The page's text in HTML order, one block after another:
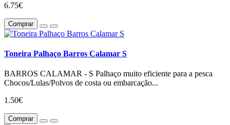
6.75€
Comprar
Toneira Palhaço Barros Calamar S
BARROS CALAMAR - S Palhaço muito eficiente para a pesca
Chocos/Lulas/Polvos de costa ou embarcação...
1.50€
Comprar